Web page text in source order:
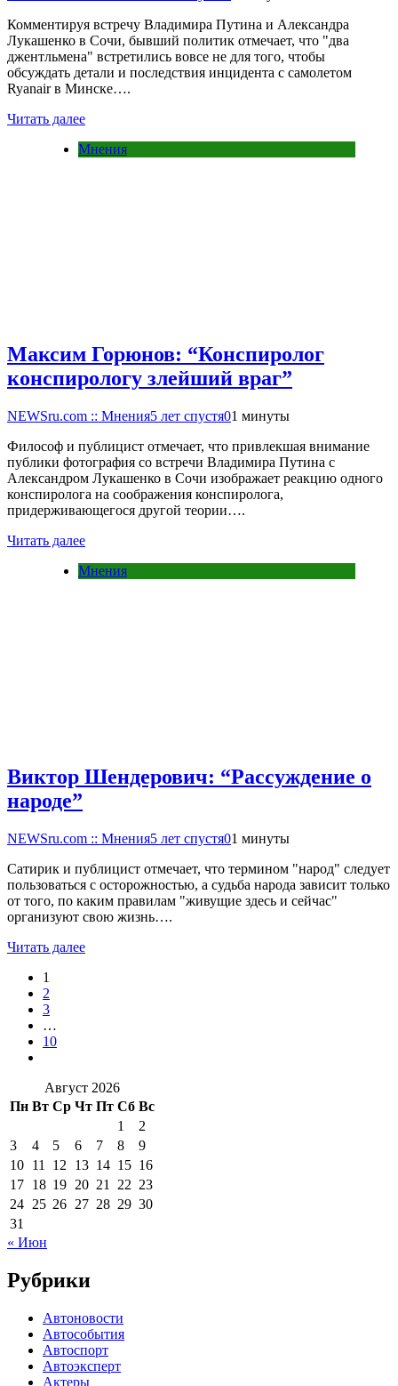
Комментируя встречу Владимира Путина и Александра
Лукашенко в Сочи, бывший политик отмечает, что "два
джентльмена" встретились вовсе не для того, чтобы
обсуждать детали и последствия инцидента с самолетом
Ryanair в Минске….
Читать далее
Мнения
Максим Горюнов: “Конспиролог
конспирологу злейший враг”
NEWSru.com :: Мнения5 лет спустя01 минуты
Философ и публицист отмечает, что привлекшая внимание
публики фотография со встречи Владимира Путина с
Александром Лукашенко в Сочи изображает реакцию одного
конспиролога на соображения конспиролога,
придерживающегося другой теории….
Читать далее
Мнения
Виктор Шендерович: “Рассуждение о
народе”
NEWSru.com :: Мнения5 лет спустя01 минуты
Сатирик и публицист отмечает, что термином "народ" следует
пользоваться с осторожностью, а судьба народа зависит только
от того, по каким правилам "живущие здесь и сейчас"
организуют свою жизнь….
Читать далее
1
2
3
…
10
Август 2026
Пн Вт Ср Чт Пт Сб Вс
1
2
3
4 5 6 7 8
9
10 11 12 13 14 15 16
17 18 19 20 21 22 23
24 25 26 27 28 29 30
31
« Июн
Рубрики
Автоновости
Автособытия
Автоспорт
Автоэксперт
Актеры